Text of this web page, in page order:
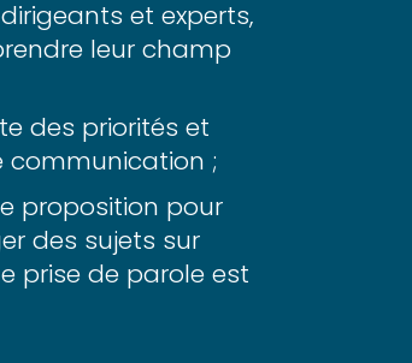
et experts,
leur champ
des priorités et
communication ;
proposition pour
des sujets sur
prise de parole est